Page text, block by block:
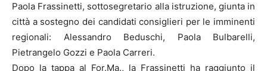
Paola Frassinetti, sottosegretario alla istruzione, giunta in
città a sostegno dei candidati consiglieri per le imminenti
regionali: Alessandro Beduschi, Paola Bulbarelli,
Pietrangelo Gozzi e Paola Carreri.
Dopo la tappa al For.Ma., la Frassinetti ha raggiunto il